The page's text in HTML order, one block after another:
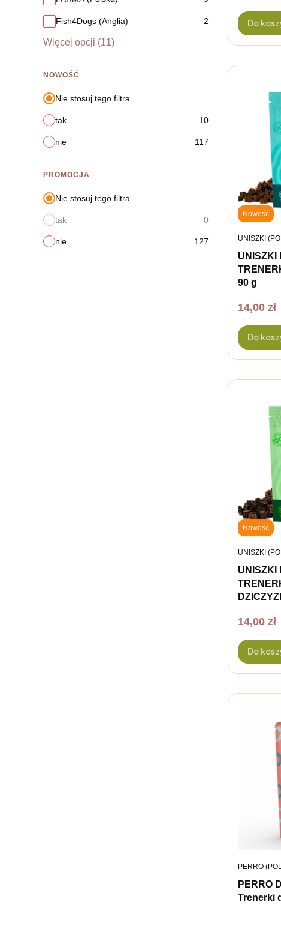
Fish4Dogs (Anglia) 2
Więcej opcji (11)
NOWOŚĆ
Nie stosuj tego filtra
tak 10
nie 117
PROMOCJA
Nie stosuj tego filtra
tak 0
nie 127
Do
Nowość
UNISZKI
90 g
UNISZKI
Cena
14,00 zł
Do
Nowość
UNISZKI
UNISZKI
Cena
14,00 zł
Do
PERRO
Trenerki
PERRO